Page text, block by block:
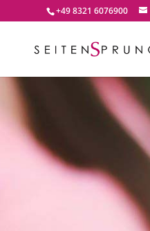
+49 8321 6076900